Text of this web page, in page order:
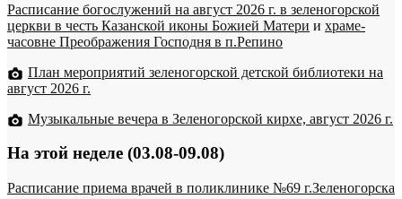
Расписание богослужений на август 2026 г. в зеленогорской
церкви в честь Казанской иконы Божией Матери и храме-
часовне Преображения Господня в п.Репино
План мероприятий зеленогорской детской библиотеки на
август 2026 г.
Музыкальные вечера в Зеленогорской кирхе, август 2026 г.
На этой неделе (03.08-09.08)
Расписание приема врачей в поликлинике №69 г.Зеленогорска